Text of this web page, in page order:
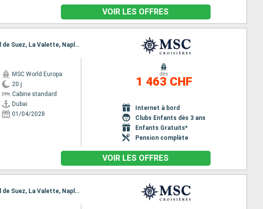
VOIR LES OFFRES
Itinéraire : Dubai, Abu Dhabi, Sir Bani, Mascate, Safaga, Canal de suez (sortie), Canal de Suez, La Valette, Naples, Civitavecchia - Rome, Gênes
MSC World Europa
20 j
Cabine standard
Dubai
01/04/2028
dès
1 463 CHF
Internet à bord
Clubs Enfants dès 3 ans
Enfants Gratuits*
Pension complète
VOIR LES OFFRES
Itinéraire : Dubai, Abu Dhabi, Sir Bani, Mascate, Safaga, Canal de suez (sortie), Canal de Suez, La Valette, Naples, Civitavecchia - Rome, Gênes, Marseille